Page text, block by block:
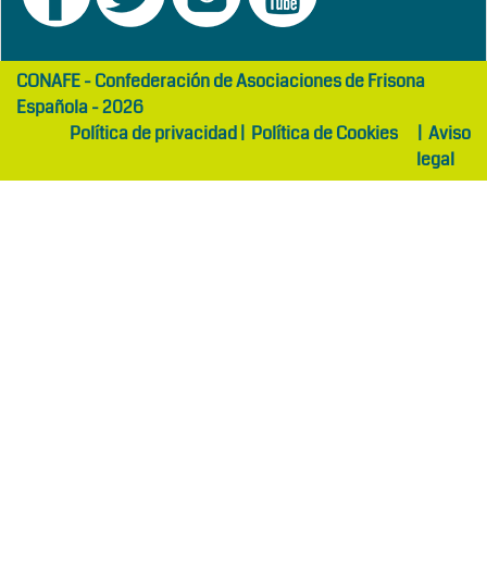
girls
abaya
maltepe
otelCONAFE - Confederación de Asociaciones de Frisona
Española - 2026
Política de privacidad| Política de Cookies | Aviso
legal